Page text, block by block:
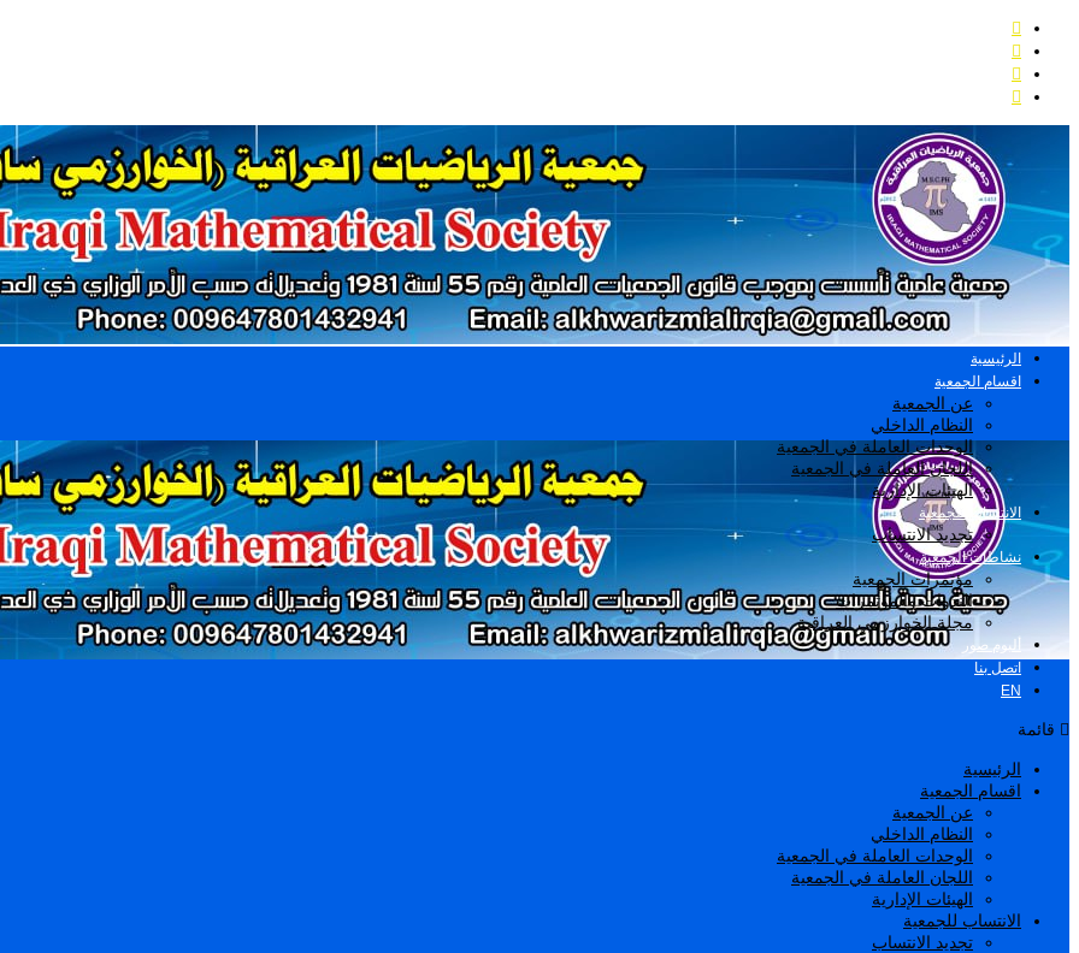
الرئيسية
اقسام الجمعية
عن الجمعية
النظام الداخلي
الوحدات العاملة في الجمعية
اللجان العاملة في الجمعية
الهيئات الإدارية
الانتساب للجمعية
تجديد الانتساب
نشاطات الجمعية
مؤتمرات الجمعية
الندوات والمؤتمرات
مجلة الخوارزمي العراقية
ألبوم صور
اتصل بنا
EN
قائمة
الرئيسية
اقسام الجمعية
عن الجمعية
النظام الداخلي
الوحدات العاملة في الجمعية
اللجان العاملة في الجمعية
الهيئات الإدارية
الانتساب للجمعية
تجديد الانتساب